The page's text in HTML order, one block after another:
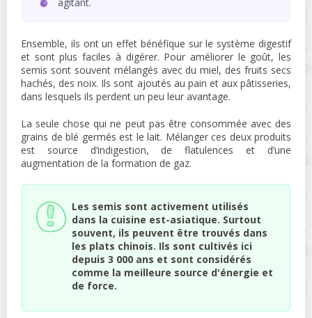
Ensemble, ils ont un effet bénéfique sur le système digestif
et sont plus faciles à digérer. Pour améliorer le goût, les
semis sont souvent mélangés avec du miel, des fruits secs
hachés, des noix. Ils sont ajoutés au pain et aux pâtisseries,
dans lesquels ils perdent un peu leur avantage.
La seule chose qui ne peut pas être consommée avec des
grains de blé germés est le lait. Mélanger ces deux produits
est source d’indigestion, de flatulences et d’une
augmentation de la formation de gaz.
Les semis sont activement utilisés
dans la cuisine est-asiatique. Surtout
souvent, ils peuvent être trouvés dans
les plats chinois. Ils sont cultivés ici
depuis 3 000 ans et sont considérés
comme la meilleure source d'énergie et
de force.